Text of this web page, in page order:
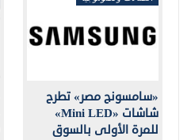
«سامسونج مصر» تطرح
شاشات «Mini LED»
للمرة الأولى بالسوق